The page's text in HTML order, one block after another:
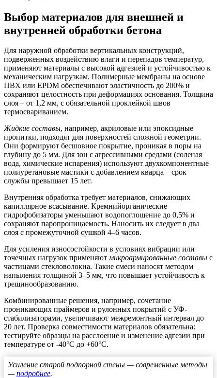
Выбор материалов для внешней и
внутренней обработки бетона
Для наружной обработки вертикальных конструкций,
подверженных воздействию влаги и перепадов температур,
применяют материалы с высокой адгезией и устойчивостью к
механическим нагрузкам. Полимерные мембраны на основе
ПВХ или EPDM обеспечивают эластичность до 200% и
сохраняют целостность при деформациях основания. Толщина
слоя – от 1,2 мм, с обязательной проклейкой швов
термосвариванием.
Жидкие составы, например, акриловые или эпоксидные
пропитки, подходят для поверхностей сложной геометрии.
Они формируют бесшовное покрытие, проникая в поры на
глубину до 5 мм. Для зон с агрессивными средами (соленая
вода, химические испарения) используют двухкомпонентные
полиуретановые мастики с добавлением кварца – срок
службы превышает 15 лет.
Внутренняя обработка требует материалов, снижающих
капиллярное всасывание. Кремнийорганические
гидрофобизаторы уменьшают водопоглощение до 0,5% и
сохраняют паропроницаемость. Наносить их следует в два
слоя с промежуточной сушкой 4–6 часов.
Для усиления износостойкости в условиях вибрации или
точечных нагрузок применяютмикроармированные составы с
частицами стекловолокна. Такие смеси наносят методом
напыления толщиной 3–5 мм, что повышает устойчивость к
трещинообразованию.
Комбинированные решения, например, сочетание
проникающих праймеров и рулонных покрытий с УФ-
стабилизаторами, увеличивают межремонтный интервал до
20 лет. Проверка совместимости материалов обязательна:
тестируйте образцы на расслоение и изменение адгезии при
температуре от -40°C до +60°C.
Усиление старой подпорной стены — современные методы
—подробнее.